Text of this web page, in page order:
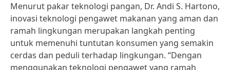
Menurut pakar teknologi pangan, Dr. Andi S. Hartono,
inovasi teknologi pengawet makanan yang aman dan
ramah lingkungan merupakan langkah penting
untuk memenuhi tuntutan konsumen yang semakin
cerdas dan peduli terhadap lingkungan. “Dengan
menggunakan teknologi pengawet yang ramah